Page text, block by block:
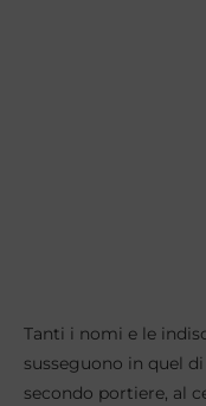
Tanti i nomi e le
susseguono in quel
secondo portiere, al